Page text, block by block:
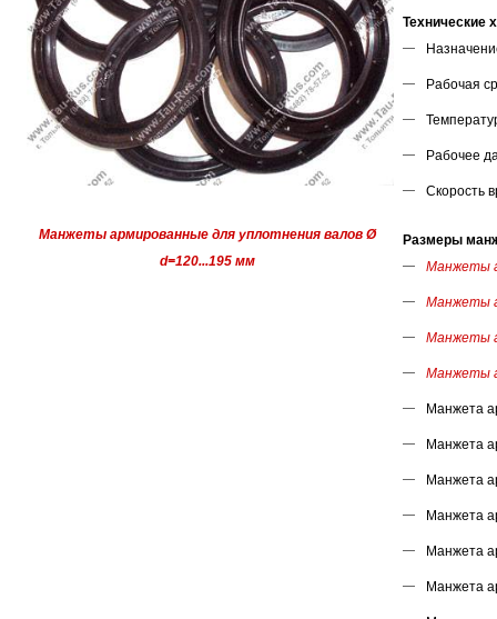
Манжеты армированные для уплотнения валов Ø
d=120...195 мм
Технические
Рабочая
Рабочее
Скорость
Размеры
Манжеты
Манжеты
Манжеты
Манжеты
Манжета
Манжета
Манжета
Манжета
Манжета
Манжета